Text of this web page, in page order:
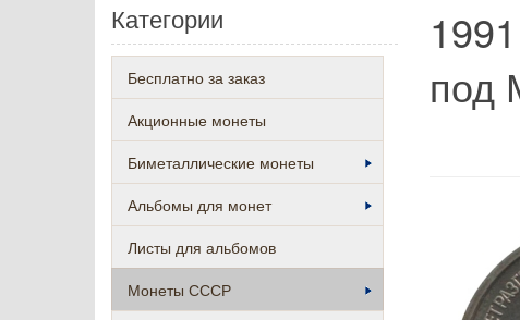
под
Категории
Бесплатно за заказ
Акционные монеты
Биметаллические монеты
Альбомы для монет
Листы для альбомов
Монеты СССР